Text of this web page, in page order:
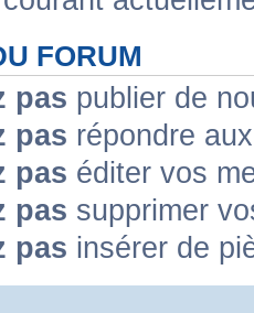
FORUM
pas publier de
pas répondre
pas éditer vos
pas supprimer
pas insérer de